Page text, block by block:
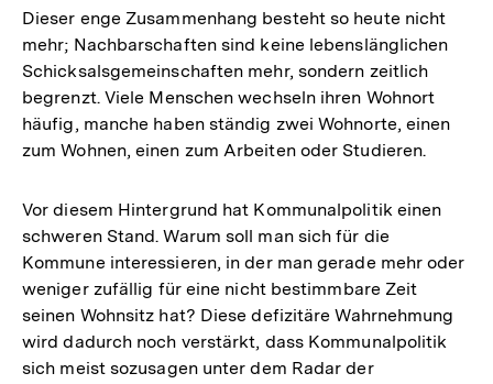
Dieser enge Zusammenhang besteht so heute nicht
mehr; Nachbarschaften sind keine lebenslänglichen
Schicksalsgemeinschaften mehr, sondern zeitlich
begrenzt. Viele Menschen wechseln ihren Wohnort
häufig, manche haben ständig zwei Wohnorte, einen
zum Wohnen, einen zum Arbeiten oder Studieren.
Vor diesem Hintergrund hat Kommunalpolitik einen
schweren Stand. Warum soll man sich für die
Kommune interessieren, in der man gerade mehr oder
weniger zufällig für eine nicht bestimmbare Zeit
seinen Wohnsitz hat? Diese defizitäre Wahrnehmung
wird dadurch noch verstärkt, dass Kommunalpolitik
sich meist sozusagen unter dem Radar der